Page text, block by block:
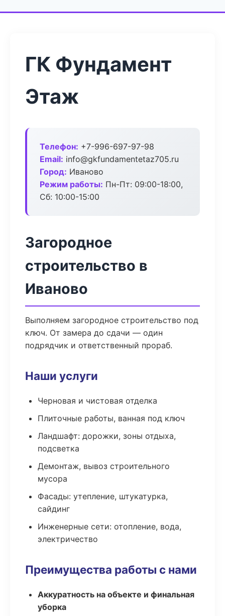
ГК Фундамент
Этаж
Телефон: +7-996-697-97-98
Email: info@gkfundamentetaz705.ru
Город: Иваново
Режим работы: Пн-Пт: 09:00-18:00,
Сб: 10:00-15:00
Загородное
строительство в
Иваново
Выполняем загородное строительство под
ключ. От замера до сдачи — один
подрядчик и ответственный прораб.
Наши услуги
Черновая и чистовая отделка
Плиточные работы, ванная под ключ
Ландшафт: дорожки, зоны отдыха,
подсветка
Демонтаж, вывоз строительного
мусора
Фасады: утепление, штукатурка,
сайдинг
Инженерные сети: отопление, вода,
электричество
Преимущества работы с нами
Аккуратность на объекте и финальная
уборка